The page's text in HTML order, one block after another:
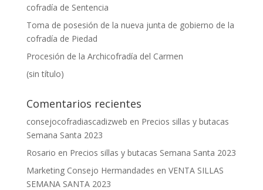
cofradía de Sentencia
Toma de posesión de la nueva junta de gobierno de la
cofradía de Piedad
Procesión de la Archicofradía del Carmen
(sin título)
Comentarios recientes
consejocofradiascadizweb en Precios sillas y butacas
Semana Santa 2023
Rosario en Precios sillas y butacas Semana Santa 2023
Marketing Consejo Hermandades en VENTA SILLAS
SEMANA SANTA 2023